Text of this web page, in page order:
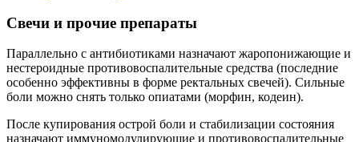
Свечи и прочие препараты
Параллельно с антибиотиками назначают жаропонижающие и
нестероидные противовоспалительные средства (последние
особенно эффективны в форме ректальных свечей). Сильные
боли можно снять только опиатами (морфин, кодеин).
После купирования острой боли и стабилизации состояния
назначают иммуномодулирующие и противовоспалительные